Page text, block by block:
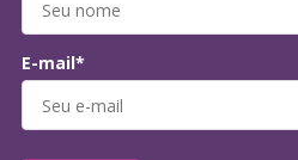
E-mail*